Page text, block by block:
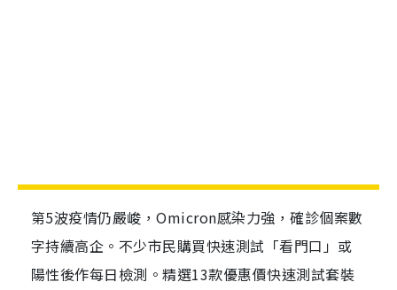
第5波疫情仍嚴峻，Omicron感染力強，確診個案數
字持續高企。不少市民購買快速測試「看門口」或
陽性後作每日檢測。精選13款優惠價快速測試套裝